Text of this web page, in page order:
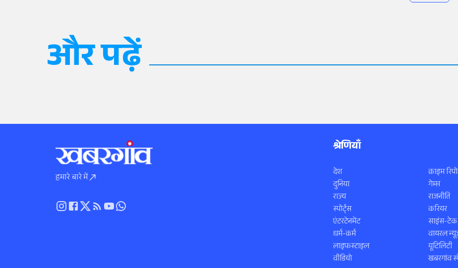
और पढ़ें
हमारे बारे में
श्रेणियाँ
देश
दुनिया
राज्य
स्पोर्ट्स
एंटरटेनमेंट
धर्म-कर्म
लाइफस्टाइल
वीडियो
क्राइम
गेम्स
राजनीति
करियर
साइंस-टेक
वायरल
यूटिलिटी
खबरगांव